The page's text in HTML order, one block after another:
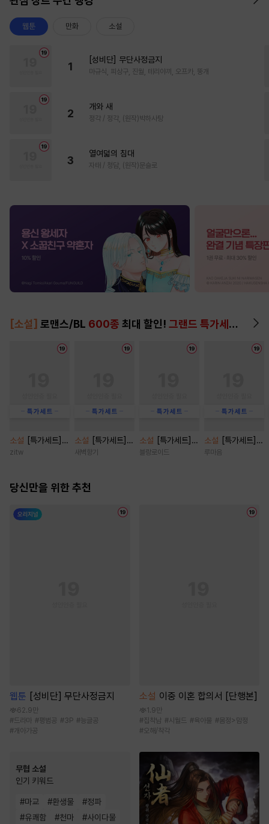
웹툰 만화 소설
1
[성비단] 무단사정금지
마규식, 피상구, 진월, 테리야끼, 오프카, 뚱개
2
개와 새
정각 / 정각, (원작)박하사탕
3
열여덟의 침대
자태 / 청담, (원작)문슬로
[소설] 로맨스/BL 600종 최대 할인! 그랜드 특가세트
소설
[특가세트]
[BL] 애열 [단행
zitw
소설
[특가세트]
함부로 사랑 [단행
새벽향기
소설
[특가세트]
[BL] 트루 러브(Tr
블랑로이드
소설
[특가세트]
황제의 침실을 지
루마음
당신만을 위한 추천
웹툰 [성비단] 무단사정금지
62.9만
#드라마 #평범공 #3P #능글공
# 개아가공
무협 소설
인기 키워드
#마교 #환생물 #정파
#유쾌함 #천마 #사이다물
소설 이중 이혼 합의서 [단행본]
1.9만
#집착남 #시월드 #육아물 #몸정>맘정
#오해/착각